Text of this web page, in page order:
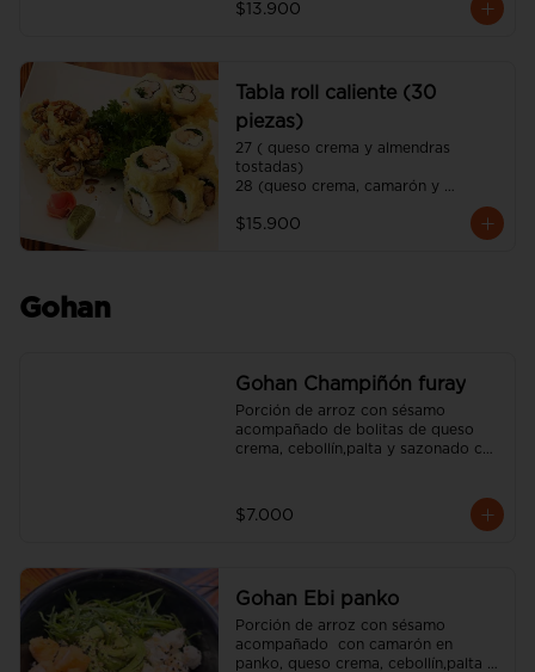
$13.900
Tabla roll caliente (30
piezas)
27 ( queso crema y almendras
tostadas)
28 (queso crema, camarón y
29 (queso crema, pollo y ciboulette)
$15.900
Gohan
Gohan Champiñón furay
Porción de arroz con sésamo
acompañado de bolitas de queso
crema, cebollín,palta y sazonado con
$7.000
Gohan Ebi panko
Porción de arroz con sésamo
acompañado  con camarón en
panko, queso crema, cebollín,palta y